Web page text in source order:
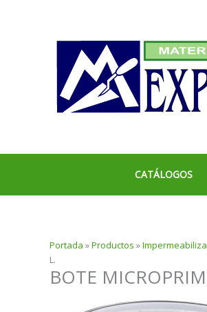
CATÁLOGOS
Portada »Productos »
L.
BOTE